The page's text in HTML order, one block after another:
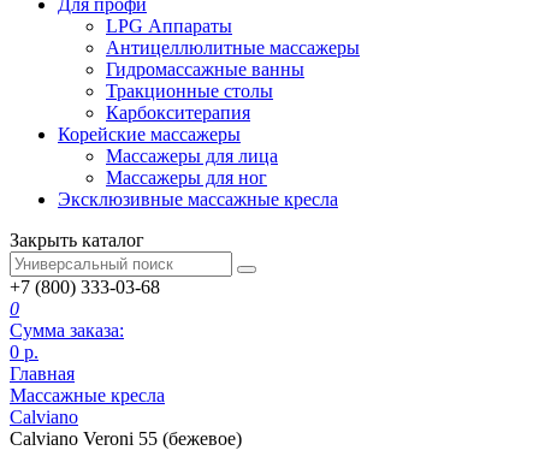
LPG Аппараты
Антицеллюлитные массажеры
Гидромассажные ванны
Тракционные столы
Карбокситерапия
Корейские массажеры
Массажеры для лица
Массажеры для ног
Эксклюзивные массажные кресла
Закрыть каталог
+7 (800) 333-03-68
0
Сумма заказа:
0 р.
Главная
Массажные кресла
Calviano
Calviano Veroni 55 (бежевое)